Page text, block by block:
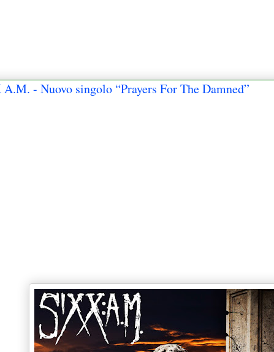
- Nuovo singolo “Prayers For The Damned”